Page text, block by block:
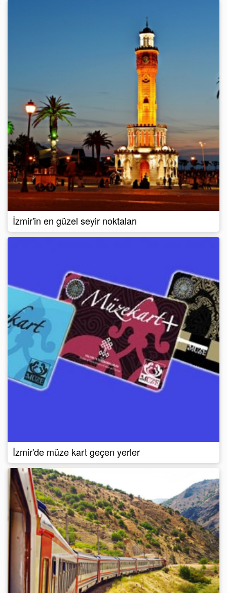
İzmir'in en güzel seyir noktaları
İzmir'de müze kart geçen yerler